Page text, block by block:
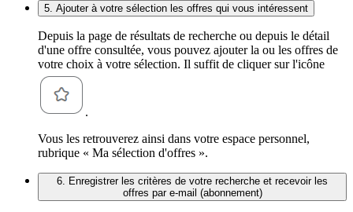
5. Ajouter à votre sélection les offres qui vous intéressent
Depuis la page de résultats de recherche ou depuis le détail
d'une offre consultée, vous pouvez ajouter la ou les offres de
votre choix à votre sélection. Il suffit de cliquer sur l'icône
.
Vous les retrouverez ainsi dans votre espace personnel,
rubrique « Ma sélection d'offres ».
6. Enregistrer les critères de votre recherche et recevoir les
offres par e-mail (abonnement)